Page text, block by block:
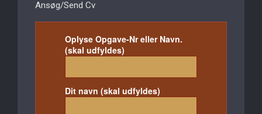
Ansøg/Send Cv
Oplyse Opgave-Nr eller Navn.
(skal udfyldes)
Dit navn (skal udfyldes)